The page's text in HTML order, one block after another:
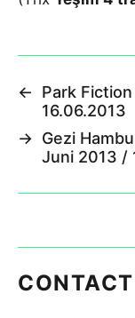
←
Park
16.06.2013
→ Gezi
Juni 2013 /